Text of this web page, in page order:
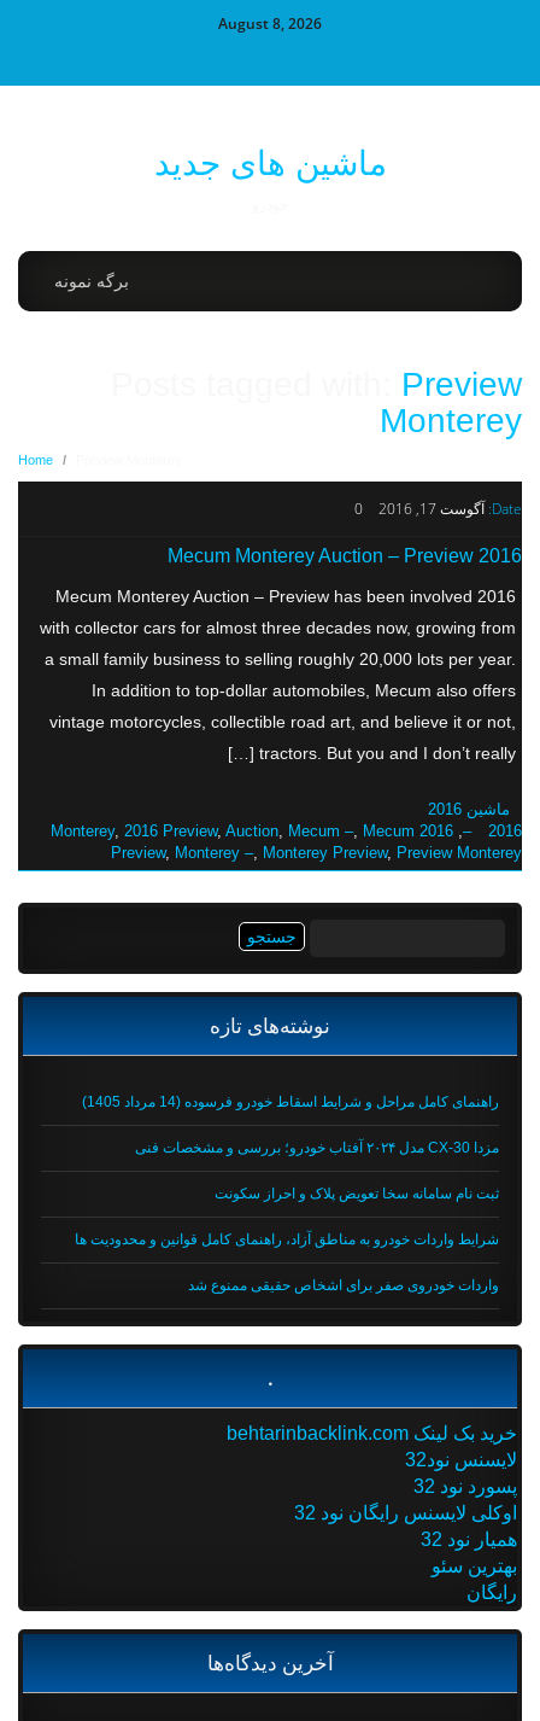
August 8, 2026
ماشین های جدید
برگه نمونه
Posts tagged with:Preview
Monterey
Home
Date: آگوست 17, 2016 0
2016 Mecum Monterey Auction – Preview
2016 Mecum Monterey Auction – Preview has been involved
with collector cars for almost three decades now, growing from
a small family business to selling roughly 20,000 lots per year.
In addition to top-dollar automobiles, Mecum also offers
vintage motorcycles, collectible road art, and believe it or not,
tractors. But you and I don’t really […]
ماشین 2016
2016 –
,
2016 Monterey
,2016 Preview,Auction,Mecum –,Mecum
Preview,Monterey –,Monterey Preview,Preview Monterey
نوشته‌های تازه
راهنمای کامل مراحل و شرایط اسقاط خودرو فرسوده (14 مرداد 1405)
مزدا CX-30 مدل ۲۰۲۴ آفتاب خودرو؛ بررسی و مشخصات فنی
ثبت نام سامانه سخا تعویض پلاک و احراز سکونت
شرایط واردات خودرو به مناطق آزاد، راهنمای کامل قوانین و محدودیت ها
واردات خودروی صفر برای اشخاص حقیقی ممنوع شد
خرید بک لینک behtarinbacklink.com
لایسنس نود32
پسورد نود 32
اوکلی لایسنس رایگان نود 32
همیار نود 32
بهترین سئو
رایگان
آخرین دیدگاه‌ها